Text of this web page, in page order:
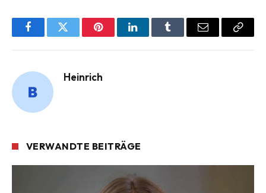
FacebookTwitter PinterestLinkedInTumblr Email
Copy
Heinrich
VERWANDTE BEITRÄGE